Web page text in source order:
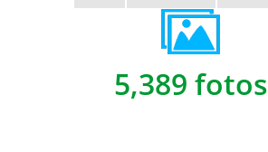
5,389 fotos